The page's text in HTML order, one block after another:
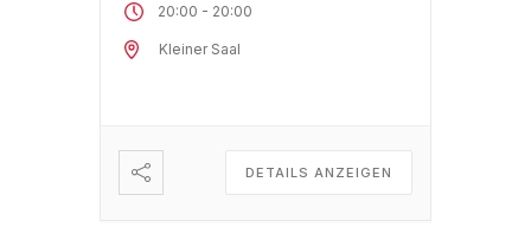
20:00 - 20:00
Kleiner Saal
DETAILS ANZEIGEN